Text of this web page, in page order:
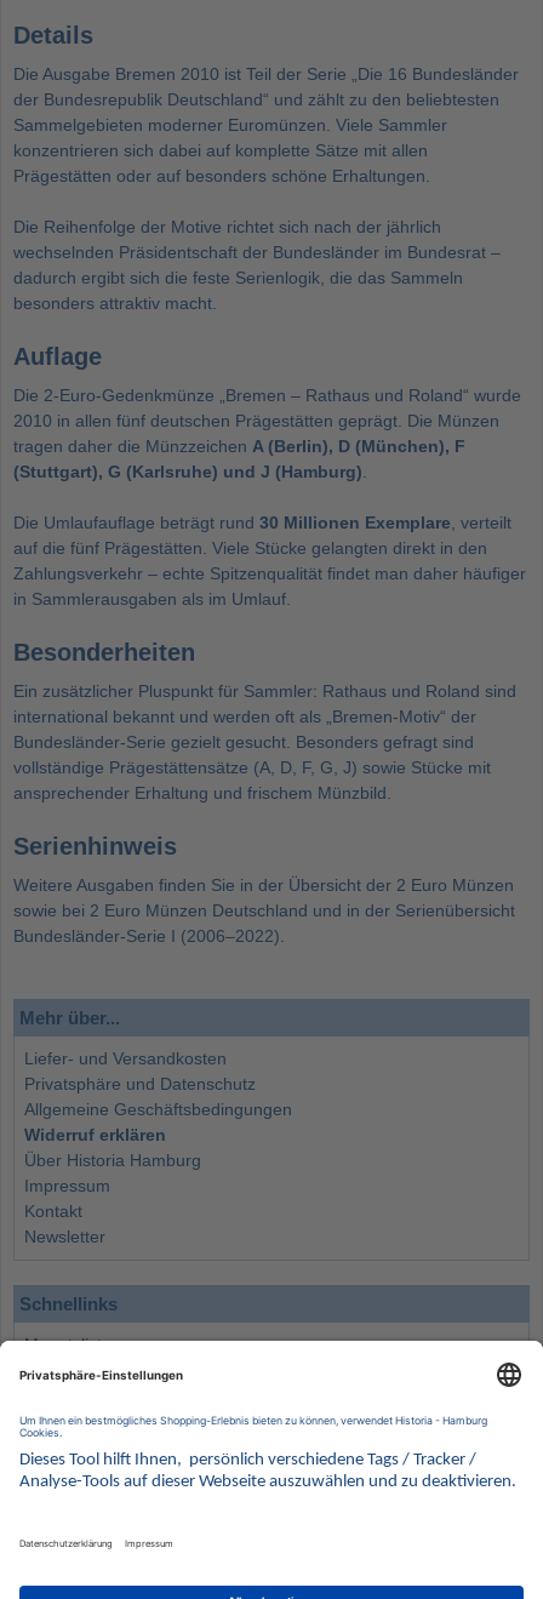
Details
Die Ausgabe Bremen 2010 ist Teil der Serie „Die 16 Bundesländer
der Bundesrepublik Deutschland“ und zählt zu den beliebtesten
Sammelgebieten moderner Euromünzen. Viele Sammler
konzentrieren sich dabei auf komplette Sätze mit allen
Prägestätten oder auf besonders schöne Erhaltungen.
Die Reihenfolge der Motive richtet sich nach der jährlich
wechselnden Präsidentschaft der Bundesländer im Bundesrat –
dadurch ergibt sich die feste Serienlogik, die das Sammeln
besonders attraktiv macht.
Auflage
Die 2-Euro-Gedenkmünze „Bremen – Rathaus und Roland“ wurde
2010 in allen fünf deutschen Prägestätten geprägt. Die Münzen
tragen daher die Münzzeichen A (Berlin), D (München), F
(Stuttgart), G (Karlsruhe) und J (Hamburg)
Die Umlaufauflage beträgt rund 30 Millionen Exemplare , verteilt
auf die fünf Prägestätten. Viele Stücke gelangten direkt in den
Zahlungsverkehr – echte Spitzenqualität findet man daher häufiger
in Sammlerausgaben als im Umlauf.
Besonderheiten
Ein zusätzlicher Pluspunkt für Sammler: Rathaus und Roland sind
international bekannt und werden oft als „Bremen-Motiv“ der
Bundesländer-Serie gezielt gesucht. Besonders gefragt sind
vollständige Prägestättensätze (A, D, F, G, J) sowie Stücke mit
ansprechender Erhaltung und frischem Münzbild.
Serienhinweis
Weitere Ausgaben finden Sie in der Übersicht der 2 Euro Münzen
sowie bei 2 Euro Münzen Deutschland und in der Serienübersicht
Bundesländer-Serie I (2006–2022)
Mehr über...
Liefer- und Versandkosten
Privatsphäre und Datenschutz
Allgemeine Geschäftsbedingungen
Widerruf erklären
Über Historia Hamburg
Impressum
Kontakt
Newsletter
Schnellinks
Monatsliste
Angebote
Wissenswertes
Kontakt